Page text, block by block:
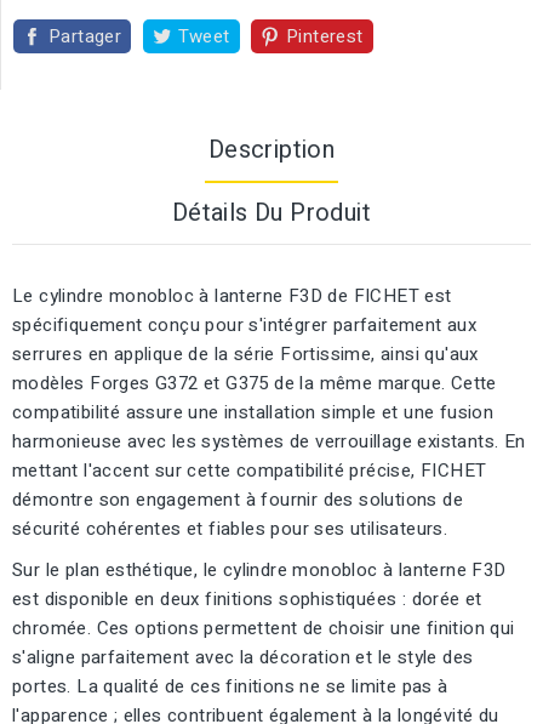
Partager Tweet Pinterest
Description
Détails Du Produit
Le cylindre monobloc à lanterne F3D de FICHET est
spécifiquement conçu pour s'intégrer parfaitement aux
serrures en applique de la série Fortissime, ainsi qu'aux
modèles Forges G372 et G375 de la même marque. Cette
compatibilité assure une installation simple et une fusion
harmonieuse avec les systèmes de verrouillage existants. En
mettant l'accent sur cette compatibilité précise, FICHET
démontre son engagement à fournir des solutions de
sécurité cohérentes et fiables pour ses utilisateurs.
Sur le plan esthétique, le cylindre monobloc à lanterne F3D
est disponible en deux finitions sophistiquées : dorée et
chromée. Ces options permettent de choisir une finition qui
s'aligne parfaitement avec la décoration et le style des
portes. La qualité de ces finitions ne se limite pas à
l'apparence ; elles contribuent également à la longévité du